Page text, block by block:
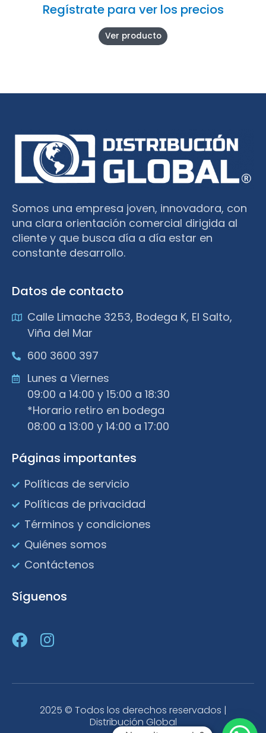
Regístrate para ver los precios
Ver producto
Somos una empresa joven, innovadora, con
una clara orientación comercial dirigida al
cliente y que busca día a día estar en
constante desarrollo.
Datos de contacto
Calle Limache 3253, Bodega K, El Salto,
Viña del Mar
600 3600 397
Lunes a Viernes
09:00 a 14:00 y 15:00 a 18:30
*Horario retiro en bodega
08:00 a 13:00 y 14:00 a 17:00
Páginas importantes
Políticas de servicio
Políticas de privacidad
Términos y condiciones
Quiénes somos
Contáctenos
Síguenos
2025 © Todos los derechos reservados |
Distribución Global